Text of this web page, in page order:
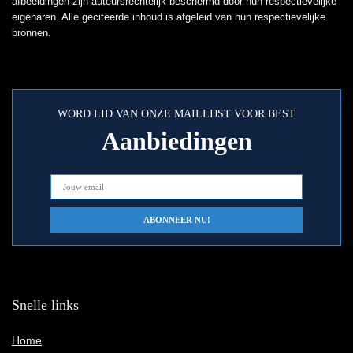
eigenaren. Alle geciteerde inhoud is afgeleid van hun respectievelijke
bronnen.
WORD LID VAN ONZE MAILLIJST VOOR BEST
Aanbiedingen
Snelle links
Home